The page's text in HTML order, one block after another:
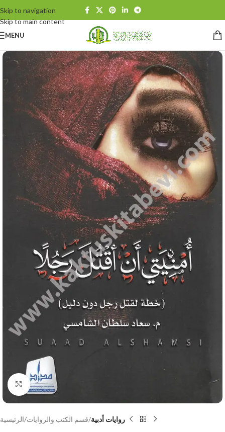
Skip to navigation
Skip to main content
MENU
Click to enlarge
الرئيسية قسم الكتب والروايات روايات أدبية